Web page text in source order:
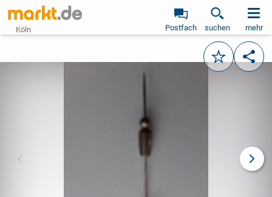
Köln Postfach suchen mehr
Merken
vorheriges Bild